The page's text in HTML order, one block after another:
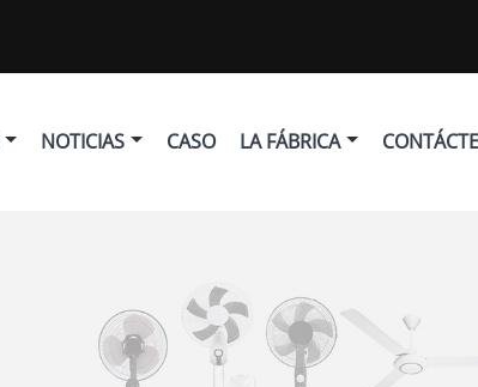
NOTICIAS CASO LA FÁBRICA